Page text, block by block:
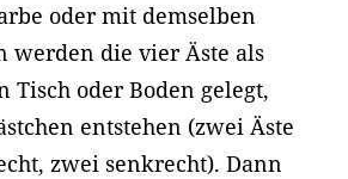
oder mit demselben
werden die vier Äste als
Tisch oder Boden gelegt,
entstehen (zwei Äste
zwei senkrecht). Dann